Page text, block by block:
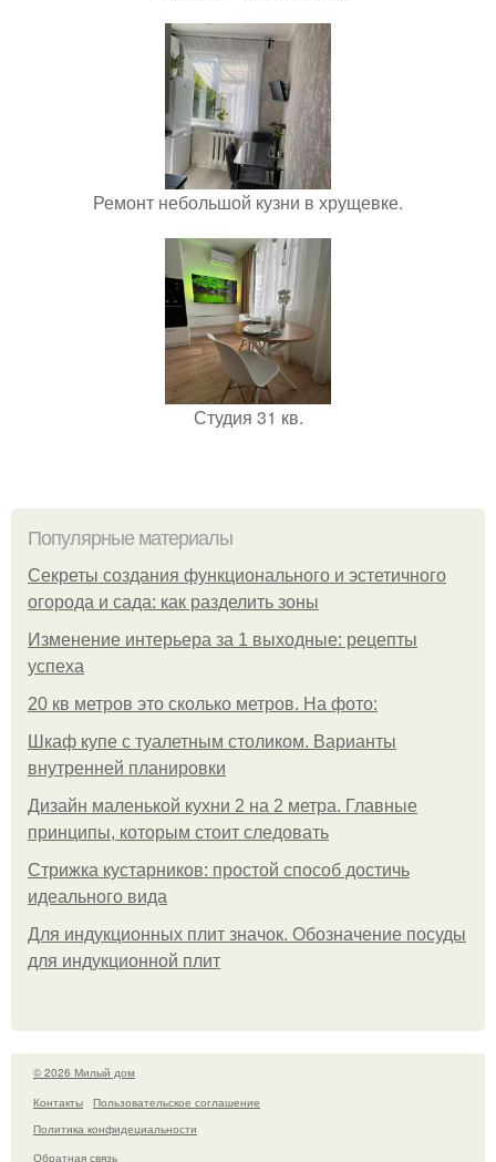
Ремонт небольшой кузни в хрущевке.
Студия 31 кв.
Популярные материалы
Секреты создания функционального и эстетичного
огорода и сада: как разделить зоны
Изменение интерьера за 1 выходные: рецепты
успеха
20 кв метров это сколько метров. На фото:
Шкаф купе с туалетным столиком. Варианты
внутренней планировки
Дизайн маленькой кухни 2 на 2 метра. Главные
принципы, которым стоит следовать
Стрижка кустарников: простой способ достичь
идеального вида
Для индукционных плит значок. Обозначение посуды
для индукционной плит
© 2026 Милый дом
Контакты
Пользовательское соглашение
Политика конфидециальности
Обратная связь